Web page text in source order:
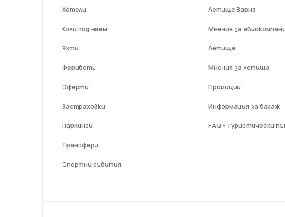
Хотели
Коли под наем
Яхти
Фериботи
Оферти
Застраховки
Паркинги
Трансфери
Спортни събития
Летище Варна
Мнения за
Летища
Мнения за летища
Промоции
Информация за багаж
FAQ - Туристически